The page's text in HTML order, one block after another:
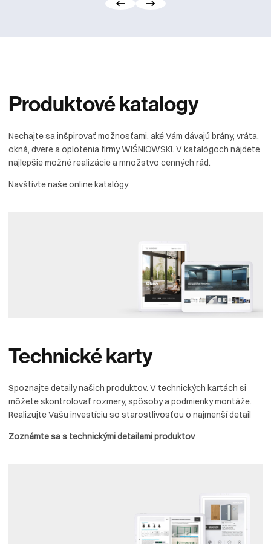
Produktovékatalogy
Nechajte sa inšpirovať možnosťami, aké Vám dávajú brány, vráta,
okná, dvere a oplotenia firmy WIŚNIOWSKI. V katalógoch nájdete
najlepšie možné realizácie a množstvo cenných rád.
Navštívte naše online katalógy
Technickékarty
Spoznajte detaily našich produktov. V technických kartách si
môžete skontrolovať rozmery, spôsoby a podmienky montáže.
Realizujte Vašu investíciu so starostlivosťou o najmenší detail
Zoznámte sa s technickými detailami produktov